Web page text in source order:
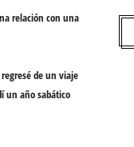
relación con una
de un viaje
un año sabático